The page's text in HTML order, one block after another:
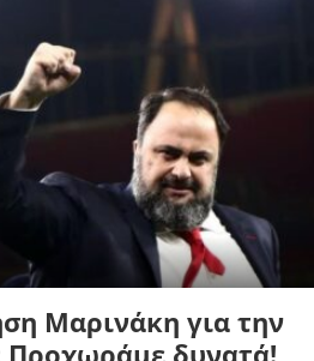
Μαρινάκη για την